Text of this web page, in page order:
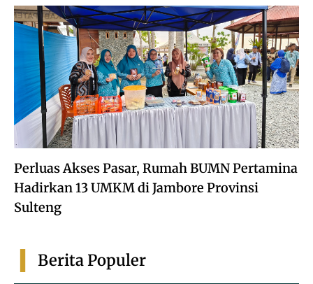
Perluas Akses Pasar, Rumah BUMN Pertamina
Hadirkan 13 UMKM di Jambore Provinsi
Sulteng
Berita Populer